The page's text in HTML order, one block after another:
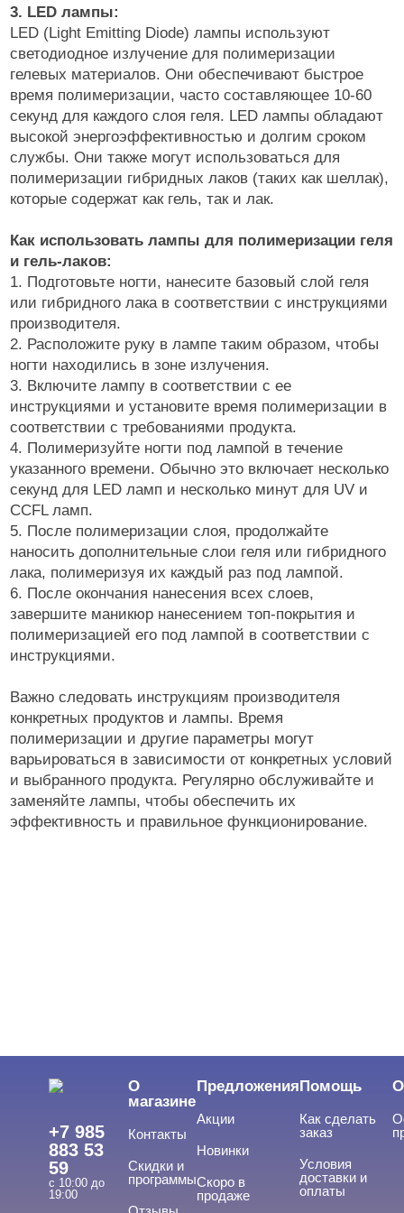
3. LED лампы:
LED (Light Emitting Diode) лампы используют
светодиодное излучение для полимеризации
гелевых материалов. Они обеспечивают быстрое
время полимеризации, часто составляющее 10-60
секунд для каждого слоя геля. LED лампы обладают
высокой энергоэффективностью и долгим сроком
службы. Они также могут использоваться для
полимеризации гибридных лаков (таких как шеллак),
которые содержат как гель, так и лак.
Как использовать лампы для полимеризации геля
и гель-лаков:
1. Подготовьте ногти, нанесите базовый слой геля
или гибридного лака в соответствии с инструкциями
производителя.
2. Расположите руку в лампе таким образом, чтобы
ногти находились в зоне излучения.
3. Включите лампу в соответствии с ее
инструкциями и установите время полимеризации в
соответствии с требованиями продукта.
4. Полимеризуйте ногти под лампой в течение
указанного времени. Обычно это включает несколько
секунд для LED ламп и несколько минут для UV и
CCFL ламп.
5. После полимеризации слоя, продолжайте
наносить дополнительные слои геля или гибридного
лака, полимеризуя их каждый раз под лампой.
6. После окончания нанесения всех слоев,
завершите маникюр нанесением топ-покрытия и
полимеризацией его под лампой в соответствии с
инструкциями.
Важно следовать инструкциям производителя
конкретных продуктов и лампы. Время
полимеризации и другие параметры могут
варьироваться в зависимости от конкретных условий
и выбранного продукта. Регулярно обслуживайте и
заменяйте лампы, чтобы обеспечить их
эффективность и правильное функционирование.
+7 985
883 53
59
с 10:00 до
19:00
О
магазине
Контакты
Скидки и
программы
Предложения
Акции
Новинки
Скоро в
продаже
Помощь
Как сделать
заказ
Условия
доставки и
оплаты